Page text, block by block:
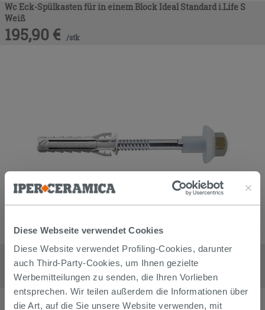
Diese Webseite verwendet Cookies
Diese Website verwendet Profiling-Cookies, darunter
auch Third-Party-Cookies, um Ihnen gezielte
Werbemitteilungen zu senden, die Ihren Vorlieben
entsprechen. Wir teilen außerdem die Informationen über
die Art, auf die Sie unsere Website verwenden, mit
Wc Eck-Spülkasten für in einem Block Ideal Standard i.Life S
Weiß
195,90 € /stk
Fischer Kit vertikale Befestigungen für Stand-WC und -Bidet - 4
Stück
6,90€ /stk